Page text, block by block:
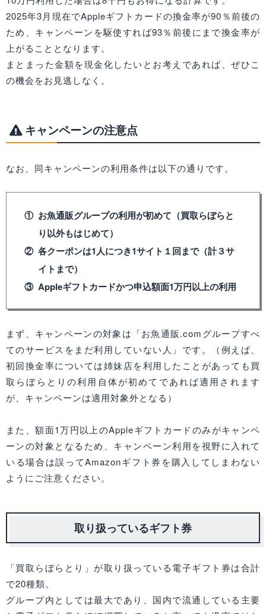
2025年3月現在でAppleギフトカードの換金率が90％前後の
ため、キャンペーンを駆使すれば93％前後にまで換金率が
上がることとなります。
まとまった金額を現金化したいとお考えであれば、ぜひこ
の機会をお見逃しなく。
キャンペーンの注意点
なお、同キャンペーンの利用条件は以下の通りです。
お魚通販グループの利用が初めて（買取らぼらと
り以外もはじめて）
各クーポンは1人につき1サイト１回まで（計３サ
イトまで）
Appleギフトカードかつ申込額面1万円以上の利用
まず、キャンペーンの対象は「お魚通販.comグループすべ
てのサービスをまだ利用していない人」です。（例えば、
初回換金率については姉妹店を利用したことがあっても買
取らぼらとりの利用自体が初めてであれば適用されます
が、キャンペーンは適用対象外となる）
また、額面1万円以上のAppleギフトカードのみがキャンペ
ーンの対象となるため、キャンペーン利用を視野に入れて
いる場合は誤ってAmazonギフト券を購入してしまわない
ようにご注意ください。
取り扱っているギフト券
「買取らぼらとり」が取り扱っている電子ギフト券は合計
で20種類。
グループ内としては最大であり、国内で流通している主要